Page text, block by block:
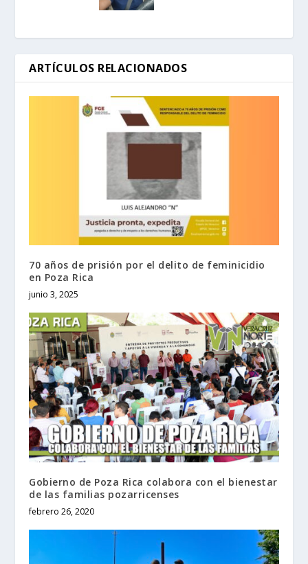
ARTÍCULOS RELACIONADOS
70 años de prisión por el delito de feminicidio
en Poza Rica
junio 3, 2025
Gobierno de Poza Rica colabora con el bienestar
de las familias pozarricenses
febrero 26, 2020